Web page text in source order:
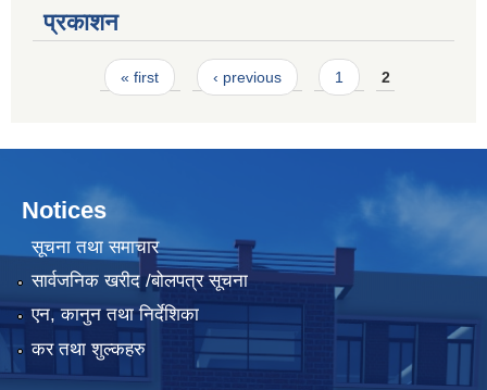
प्रकाशन
Pages« first ‹ previous 1 2
Notices
सूचना तथा समाचार
सार्वजनिक खरीद /बोलपत्र सूचना
एन, कानुन तथा निर्देशिका
कर तथा शुल्कहरु